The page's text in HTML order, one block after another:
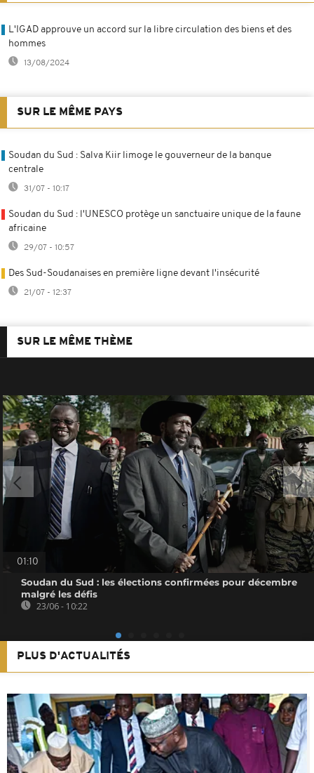
L'IGAD approuve un accord sur la libre circulation des biens et des
hommes
13/08/2024
SUR LE MÊME PAYS
Soudan du Sud : Salva Kiir limoge le gouverneur de la banque
centrale
31/07 - 10:17
Soudan du Sud : l'UNESCO protège un sanctuaire unique de la faune
africaine
29/07 - 10:57
Des Sud-Soudanaises en première ligne devant l'insécurité
21/07 - 12:37
SUR LE MÊME THÈME
01:10
Soudan du Sud : les élections confirmées pour décembre
malgré les défis
23/06 - 10:22
PLUS D'ACTUALITÉS